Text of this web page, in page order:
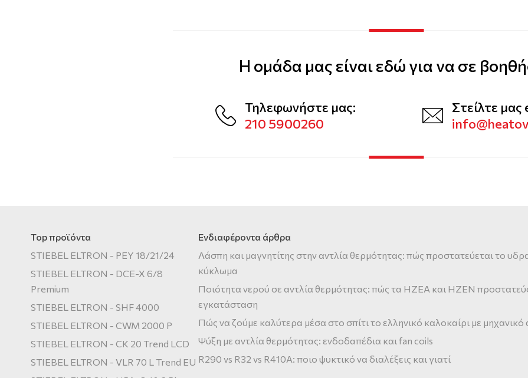
Η ομάδα μας είναι εδώ για να σε
Τηλεφωνήστε μας:
210 5900260
Στείλτε μας
Top προϊόντα
STIEBEL ELTRON - PEY 18/21/24
STIEBEL ELTRON - DCE-X 6/8
Premium
STIEBEL ELTRON - SHF 4000
STIEBEL ELTRON - CWM 2000 P
STIEBEL ELTRON - CK 20 Trend LCD
STIEBEL ELTRON - VLR 70 L Trend EU
Ενδιαφέροντα άρθρα
Λάσπη και μαγνητίτης στην αντλία θερμότητας: πώς προστατεύεται το
κύκλωμα
Ποιότητα νερού σε αντλία θερμότητας: πώς τα HZEA και HZEN
εγκατάσταση
Πώς να ζούμε καλύτερα μέσα στο σπίτι το ελληνικό καλοκαίρι με μηχανικό
Ψύξη με αντλία θερμότητας: ενδοδαπέδια και fan coils
R290 vs R32 vs R410A: ποιο ψυκτικό να διαλέξεις και γιατί